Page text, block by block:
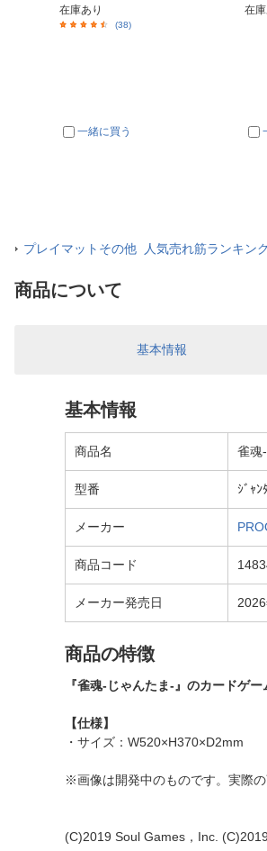
在庫あり
(38)
一緒に買う
在庫
プレイマットその他 人気売れ筋ランキン
商品について
基本情報
基本情報
商品名 雀魂
型番 ｼﾞｬﾝ
メーカー
商品コード
メーカー発売日
商品の特徴
『雀魂-じゃんたま-』のカードゲ
【仕様】
・サイズ：W520×H370×D2mm
※画像は開発中のものです。実際
(C)2019 Soul Games，Inc.